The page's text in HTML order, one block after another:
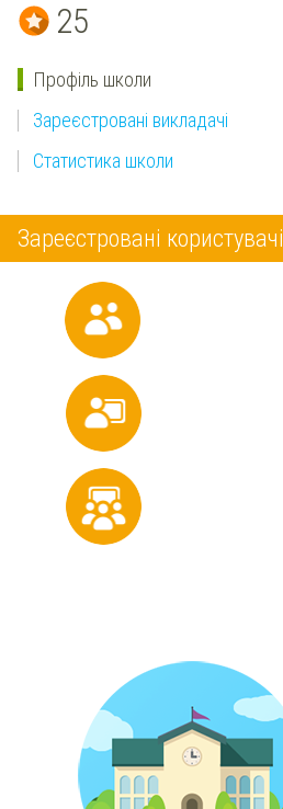
25
Профіль школи
Зареєстровані викладачі
Статистика школи
Зареєстровані користувачі